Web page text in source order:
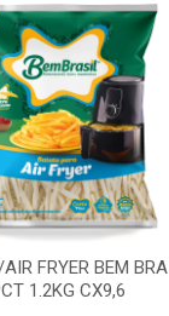
FRYER BEM BRA
1.2KG CX9,6